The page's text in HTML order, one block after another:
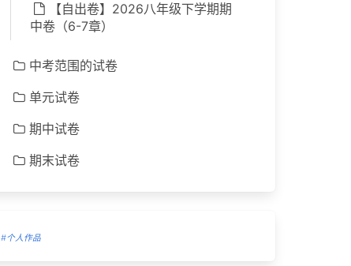
【自出卷】2026八年级下学期期
中卷（6-7章）
中考范围的试卷
单元试卷
期中试卷
期末试卷
#个人作品